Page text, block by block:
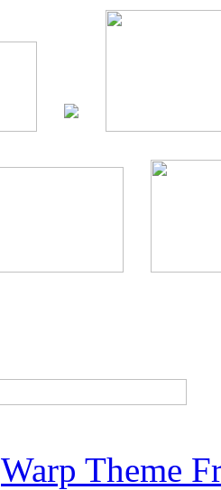
Warp Theme